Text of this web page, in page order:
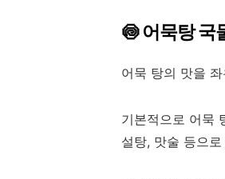
🍥 어묵탕 국
어묵 탕의 맛을
기본적으로 어묵
설탕, 맛술 등으